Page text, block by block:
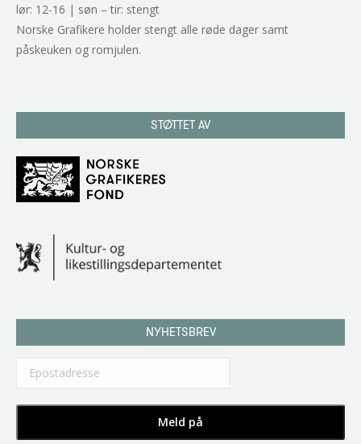
lør: 12-16 | søn – tir: stengt
Norske Grafikere holder stengt alle røde dager samt
påskeuken og romjulen.
STØTTET AV
NYHETSBREV